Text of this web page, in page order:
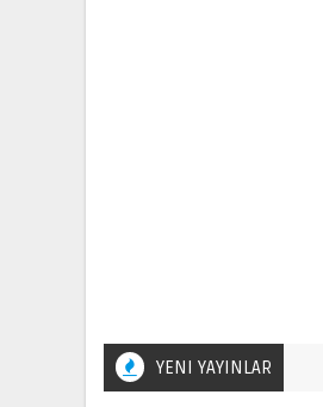
YENI YAYINLAR